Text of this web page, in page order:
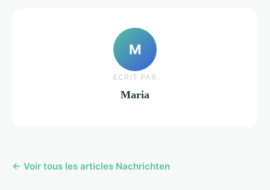
M
ECRIT PAR
Maria
← Voir tous les articles Nachrichten